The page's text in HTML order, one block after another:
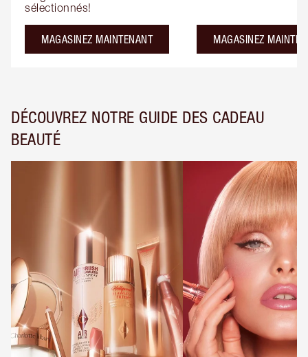
sélectionnés!
MAGASINEZ MAINTENANT MAGASINEZ
DÉCOUVREZ NOTRE GUIDE DES CADEAU
BEAUTÉ